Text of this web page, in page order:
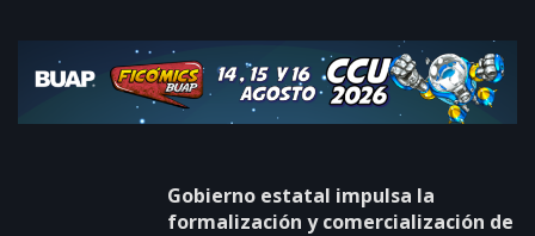
Gobierno estatal impulsa la
formalización y comercialización de